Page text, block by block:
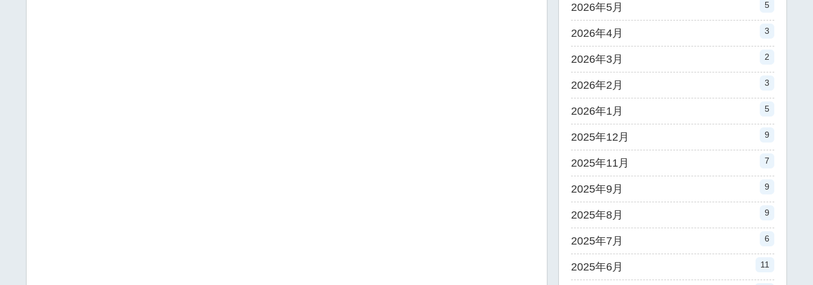
2026年5月 5
2026年4月 3
2026年3月 2
2026年2月 3
2026年1月 5
2025年12月 9
2025年11月 7
2025年9月 9
2025年8月 9
2025年7月 6
2025年6月 11